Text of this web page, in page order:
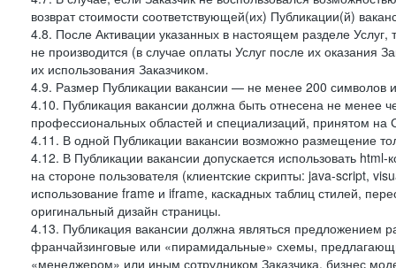
возврат стоимости соответствующей(их) Публикации(й)
4.8. После Активации указанных в настоящем разделе Услуг,
не производится (в случае оплаты Услуг после их оказания
их использования Заказчиком.
4.9. Размер Публикации вакансии — не менее 200 символов
4.10. Публикация вакансии должна быть отнесена не менее
профессиональных областей и специализаций, принятом на
4.11. В одной Публикации вакансии возможно размещение
4.12. В Публикации вакансии допускается использовать
на стороне пользователя (клиентские скрипты: java-script,
использование frame и iframe, каскадных таблиц стилей,
оригинальный дизайн страницы.
4.13. Публикация вакансии должна являться
франчайзинговые или «пирамидальные» схемы,
«менеджером» или иным сотрудником Заказчика, бизнес